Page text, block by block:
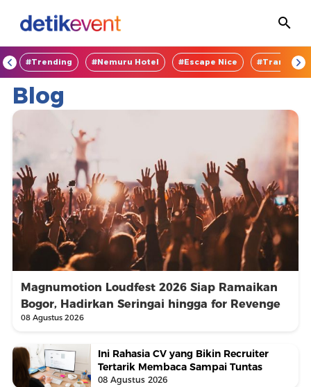
#Trending #Nemuru Hotel #Escape Nice
Temukan
Event
Menarik
DetikEvent
Blog
Magnumotion Loudfest 2026 Siap Ramaikan
Bogor, Hadirkan Seringai hingga for Revenge
08 Agustus 2026
Ini Rahasia CV yang Bikin Recruiter
Tertarik Membaca Sampai Tuntas
08 Agustus 2026